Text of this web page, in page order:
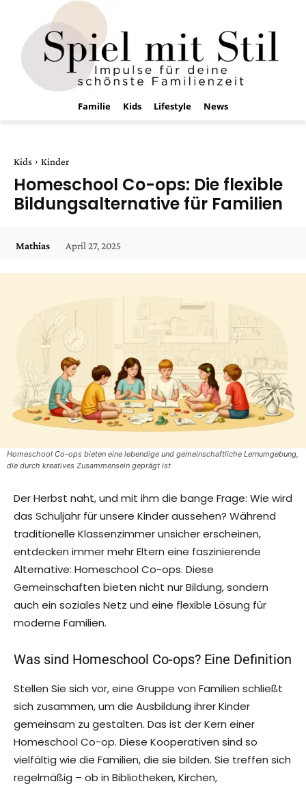
Familie Kids Lifestyle News
Kids Kinder
Homeschool Co-ops: Die flexible
Bildungsalternative für Familien
Mathias April 27, 2025
Homeschool Co-ops bieten eine lebendige und gemeinschaftliche Lernumgebung,
die durch kreatives Zusammensein geprägt ist
Der Herbst naht, und mit ihm die bange Frage: Wie wird
das Schuljahr für unsere Kinder aussehen? Während
traditionelle Klassenzimmer unsicher erscheinen,
entdecken immer mehr Eltern eine faszinierende
Alternative: Homeschool Co-ops. Diese
Gemeinschaften bieten nicht nur Bildung, sondern
auch ein soziales Netz und eine flexible Lösung für
moderne Familien.
Was sind Homeschool Co-ops? Eine Definition
Stellen Sie sich vor, eine Gruppe von Familien schließt
sich zusammen, um die Ausbildung ihrer Kinder
gemeinsam zu gestalten. Das ist der Kern einer
Homeschool Co-op. Diese Kooperativen sind so
vielfältig wie die Familien, die sie bilden. Sie treffen sich
regelmäßig – ob in Bibliotheken, Kirchen,